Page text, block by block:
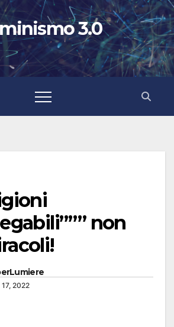
3.0
non
17, 2022